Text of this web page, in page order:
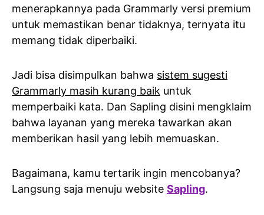
menerapkannya pada Grammarly versi premium
untuk memastikan benar tidaknya, ternyata itu
memang tidak diperbaiki.
Jadi bisa disimpulkan bahwa sistem sugesti
Grammarly masih kurang baik untuk
memperbaiki kata. Dan Sapling disini mengklaim
bahwa layanan yang mereka tawarkan akan
memberikan hasil yang lebih memuaskan.
Bagaimana, kamu tertarik ingin mencobanya?
Langsung saja menuju website Sapling.